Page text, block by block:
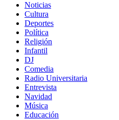
Noticias
Cultura
Deportes
Política
Religión
Infantil
DJ
Comedia
Radio Universitaria
Entrevista
Navidad
Música
Educación